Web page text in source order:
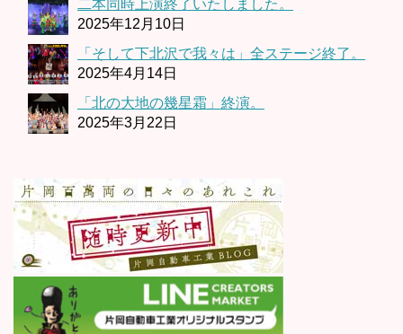
二本同時上演終了いたしました。
2025年12月10日
「そして下北沢で我々は」全ステージ終了。
2025年4月14日
「北の大地の幾星霜」終演。
2025年3月22日